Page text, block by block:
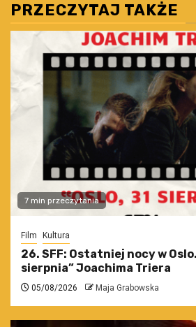
PRZECZYTAJ TAKŻE
7 min przeczytania
Film Kultura
26. SFF: Ostatniej nocy w Oslo.
sierpnia” Joachima Triera
05/08/2026 Maja Grabowska